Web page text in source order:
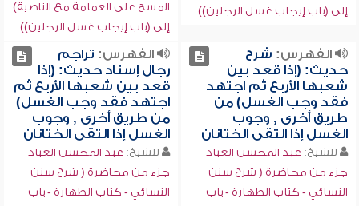
إلى (باب إيجاب غسل الرجلين))
المسح على العمامة مع الناصية)
إلى (باب إيجاب غسل الرجلين))
الفهرس: شرح
حديث: (إذا قعد بين
شعبها الأربع ثم اجتهد
فقد وجب الغسل) من
طريق أخرى , وجوب
الغسل إذا التقى الختانان
للشيخ: عبد المحسن العباد
جزء من محاضرة ( شرح سنن
النسائي - كتاب الطهارة - باب
الفهرس: تراجم
رجال إسناد حديث: (إذا
قعد بين شعبها الأربع ثم
اجتهد فقد وجب الغسل)
من طريق أخرى , وجوب
الغسل إذا التقى الختانان
للشيخ: عبد المحسن العباد
جزء من محاضرة ( شرح سنن
النسائي - كتاب الطهارة - باب